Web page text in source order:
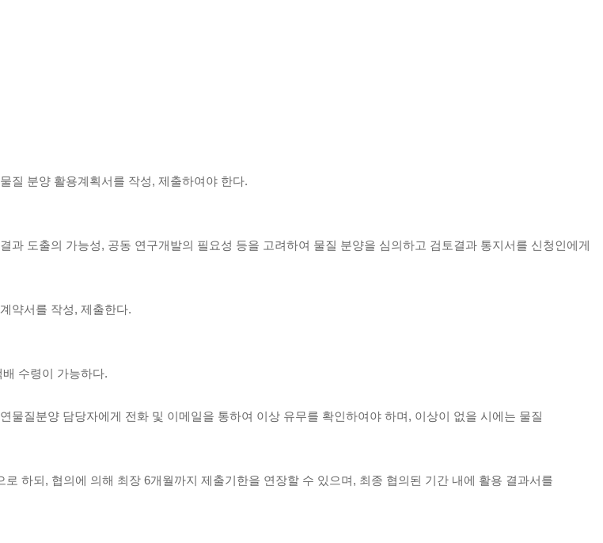
질 분양 활용계획서를 작성, 제출하여야 한다.
도출의 가능성, 공동 연구개발의 필요성 등을 고려하여 물질 분양을 심의하고 검토결과 통지서를 신청인에게
약서를 작성, 제출한다.
수령이 가능하다.
질분양 담당자에게 전화 및 이메일을 통하여 이상 유무를 확인하여야 하며, 이상이 없을 시에는 물질
하되, 협의에 의해 최장 6개월까지 제출기한을 연장할 수 있으며, 최종 협의된 기간 내에 활용 결과서를